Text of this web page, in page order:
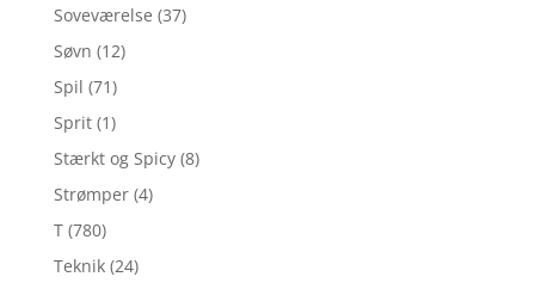
Soveværelse (37)
Søvn (12)
Spil (71)
Sprit (1)
Stærkt og Spicy (8)
Strømper (4)
T (780)
Teknik (24)